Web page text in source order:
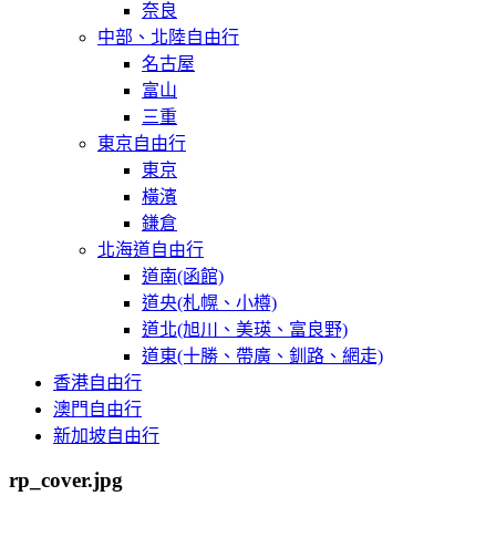
奈良
中部、北陸自由行
名古屋
富山
三重
東京自由行
東京
橫濱
鎌倉
北海道自由行
道南(函館)
道央(札幌、小樽)
道北(旭川、美瑛、富良野)
道東(十勝、帶廣、釧路、網走)
香港自由行
澳門自由行
新加坡自由行
rp_cover.jpg